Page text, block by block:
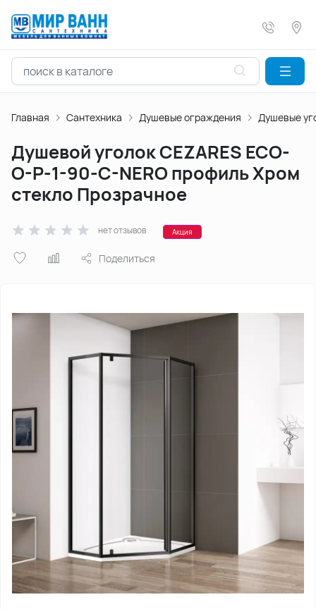
Главная Сантехника Душевые ограждения Душевые
Душевой уголок CEZARES ECO-
O-P-1-90-C-NERO профиль Хром
стекло Прозрачное
нет отзывов Акция
Поделиться